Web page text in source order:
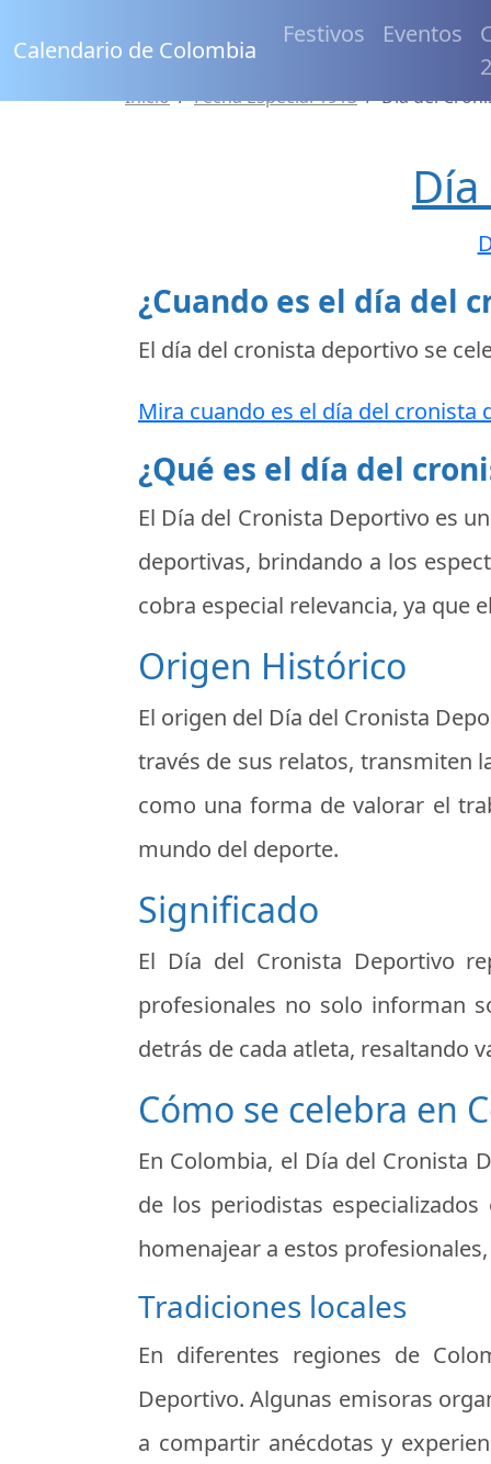
Calendario de Colombia
Festivos Eventos
Inicio Fecha Especial 1913 Día del
¿Cuando es el día del
El día del cronista deportivo se
Mira cuando es el día del cronista
¿Qué es el día del
El Día del Cronista Deportivo es
deportivas, brindando a los
cobra especial relevancia, ya que
Origen Histórico
El origen del Día del Cronista
través de sus relatos, transmiten
como una forma de valorar el
mundo del deporte.
Significado
El Día del Cronista Deportivo
profesionales no solo informan
detrás de cada atleta, resaltando
Cómo se celebra en
En Colombia, el Día del Cronista
de los periodistas
homenajear a estos
Tradiciones locales
En diferentes regiones de
Deportivo. Algunas emisoras
a compartir anécdotas y